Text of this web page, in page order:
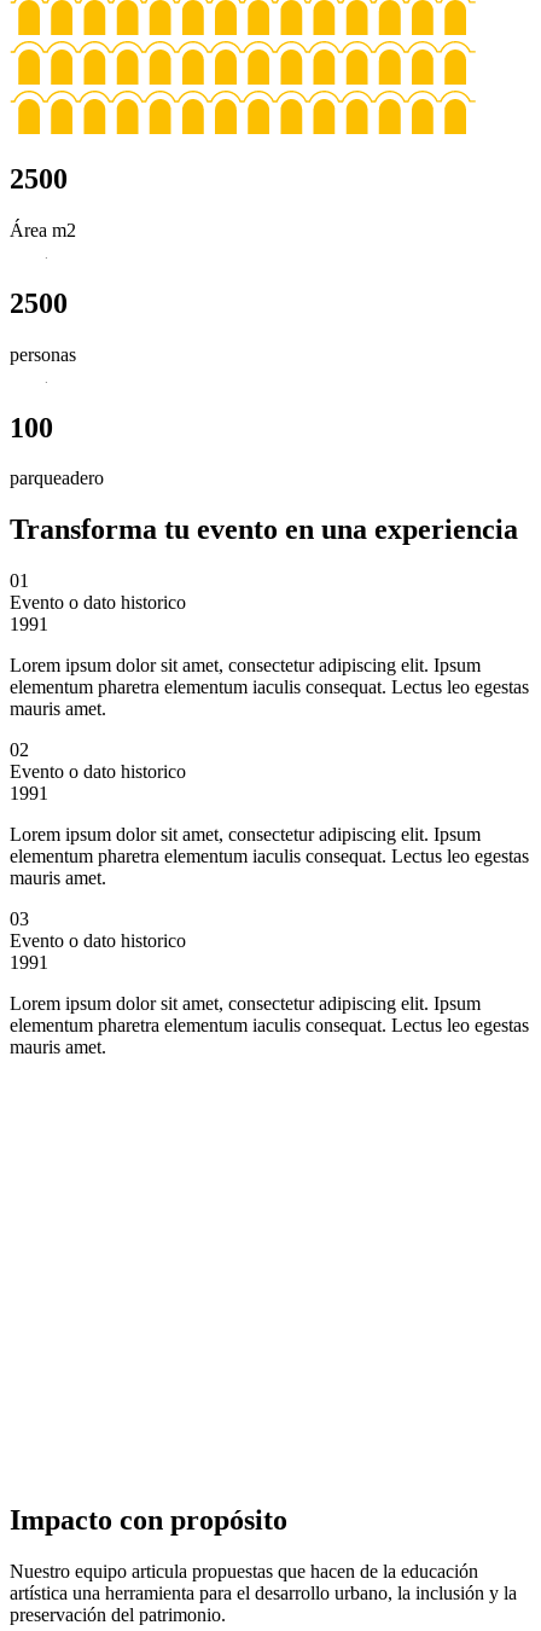
2500
Área m2
2500
personas
100
parqueadero
Transforma tu evento en una experiencia
01
Evento o dato historico
1991
Lorem ipsum dolor sit amet, consectetur adipiscing elit. Ipsum
elementum pharetra elementum iaculis consequat. Lectus leo egestas
mauris amet.
02
Evento o dato historico
1991
Lorem ipsum dolor sit amet, consectetur adipiscing elit. Ipsum
elementum pharetra elementum iaculis consequat. Lectus leo egestas
mauris amet.
03
Evento o dato historico
1991
Lorem ipsum dolor sit amet, consectetur adipiscing elit. Ipsum
elementum pharetra elementum iaculis consequat. Lectus leo egestas
mauris amet.
Impacto con propósito
Nuestro equipo articula propuestas que hacen de la educación
artística una herramienta para el desarrollo urbano, la inclusión y la
preservación del patrimonio.